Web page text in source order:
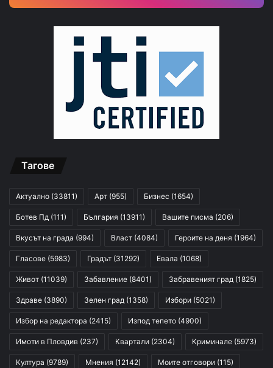
Тагове
Актуално (33811) Арт (955) Бизнес (1654)
Ботев Пд (111) България (13911) Вашите писма (206)
Вкусът на града (994) Власт (4084) Героите на деня (1964)
Гласове (5983) Градът (31292) Евала (1068)
Живот (11039) Забавление (8401) Забравеният град (1825)
Здраве (3890) Зелен град (1358) Избори (5021)
Избор на редактора (2415) Изпод тепето (4900)
Имоти в Пловдив (237) Квартали (2304) Криминале (5973)
Култура (9789) Мнения (12142) Моите отговори (115)